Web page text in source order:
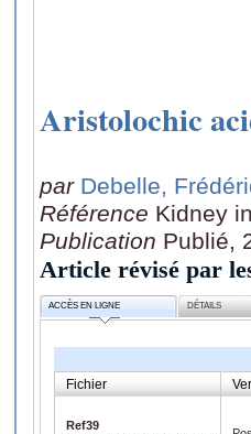
Aristolochic
par Debelle,
Référence Kidney
Publication Publié,
Article révisé par
ACCÈS EN LIGNE DÉTAILS
Fichier
Ref39